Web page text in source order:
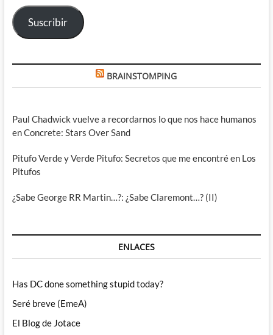
electrónico
Suscribir
BRAINSTOMPING
Paul Chadwick vuelve a recordarnos lo que nos hace humanos
en Concrete: Stars Over Sand
Pitufo Verde y Verde Pitufo: Secretos que me encontré en Los
Pitufos
¿Sabe George RR Martin…?: ¿Sabe Claremont…? (II)
ENLACES
Has DC done something stupid today?
Seré breve (EmeA)
El Blog de Jotace